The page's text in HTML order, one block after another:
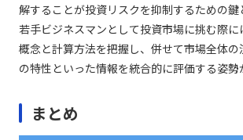
解することが投資リスクを抑制するための鍵
若手ビジネスマンとして投資市場に挑む際
概念と計算方法を把握し、併せて市場全体
の特性といった情報を統合的に評価する姿勢
まとめ